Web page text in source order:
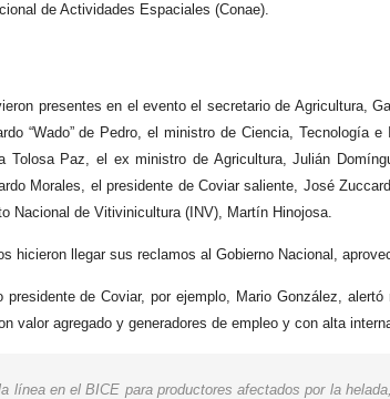
de Actividades Espaciales (Conae).
presentes en el evento el secretario de Agricultura,
“Wado” de Pedro, el ministro de Ciencia, Tecnología
Tolosa Paz, el ex ministro de Agricultura, Julián
Morales, el presidente de Coviar saliente, José
Nacional de Vitivinicultura (INV), Martín Hinojosa.
hicieron llegar sus reclamos al Gobierno Nacional,
presidente de Coviar, por ejemplo, Mario González,
valor agregado y generadores de empleo y con alta
línea en el BICE para productores afectados por la